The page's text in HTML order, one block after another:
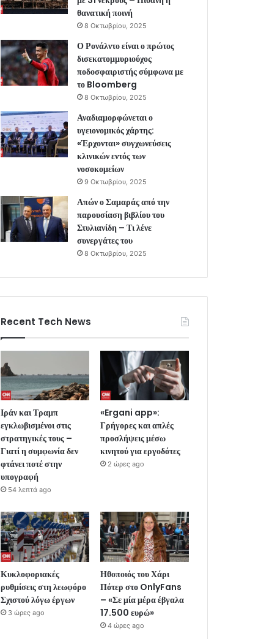
θανατική ποινή
8 Οκτωβρίου, 2025
Ο Ρονάλντο είναι ο πρώτος
δισεκατομμυριούχος
ποδοσφαιριστής σύμφωνα με
το Bloomberg
8 Οκτωβρίου, 2025
Αναδιαμορφώνεται ο
υγειονομικός χάρτης:
«Έρχονται» συγχωνεύσεις
κλινικών εντός των
νοσοκομείων
9 Οκτωβρίου, 2025
Απών ο Σαμαράς από την
παρουσίαση βιβλίου του
Στυλιανίδη – Τι λένε
συνεργάτες του
8 Οκτωβρίου, 2025
Recent Tech News
Ιράν και Τραμπ
εγκλωβισμένοι στις
στρατηγικές τους –
Γιατί η συμφωνία δεν
φτάνει ποτέ στην
υπογραφή
54 λεπτά ago
«Ergani app»:
Γρήγορες και απλές
προσλήψεις μέσω
κινητού για εργοδότες
2 ώρες ago
Κυκλοφοριακές
ρυθμίσεις στη λεωφόρο
Σχιστού λόγω έργων
3 ώρες ago
Ηθοποιός του Χάρι
Πότερ στο OnlyFans
– «Σε μία μέρα έβγαλα
17.500 ευρώ»
4 ώρες ago